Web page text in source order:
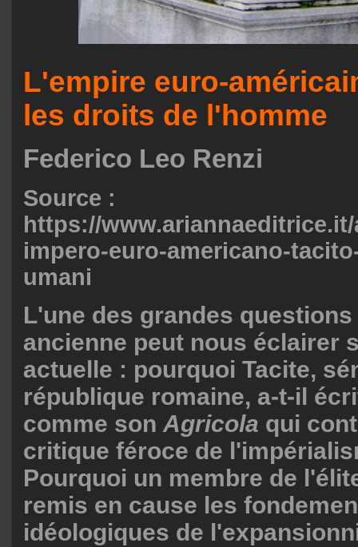
L'empire euro-
les droits de l'homme
Federico Leo Renzi
Source :
https://
impero-euro-americano-
umani
L'une des grandes
ancienne peut nous éclairer
actuelle : pourquoi Tacite,
république romaine, a-t-il
comme son Agricola qui
critique féroce de
Pourquoi un membre de
remis en cause les
idéologiques de